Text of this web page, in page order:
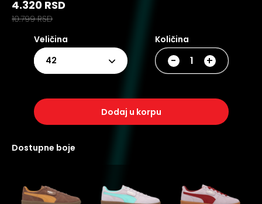
4.320 RSD
10.799 RSD
Veličina
42
Količina
- +
dodaj u korpu
dostupne boje